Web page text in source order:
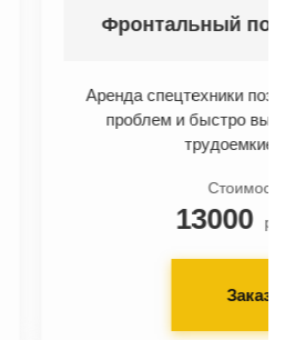
погрузчик SDLG 2
позволяет решить массу
выполнить сложные и